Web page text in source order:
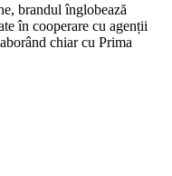
brandul înglobează
în cooperare cu agenții
chiar cu Prima